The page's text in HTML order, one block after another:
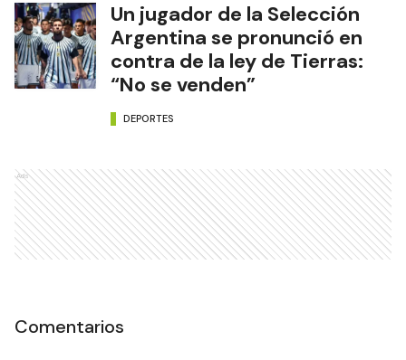
Un jugador de la Selección
Argentina se pronunció en
contra de la ley de Tierras:
“No se venden”
DEPORTES
Ads
Comentarios